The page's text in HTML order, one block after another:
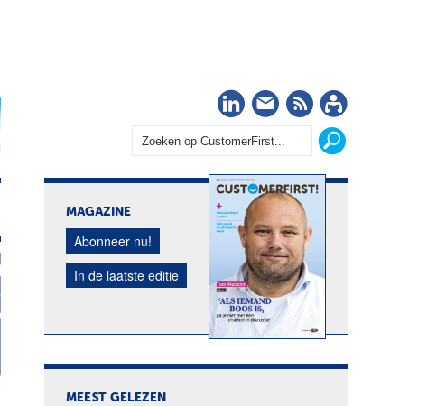
LinkedIn
Nieuwsbrief
RSS
MAGAZINE
Abonneer nu!
In de laatste editie
MEEST GELEZEN